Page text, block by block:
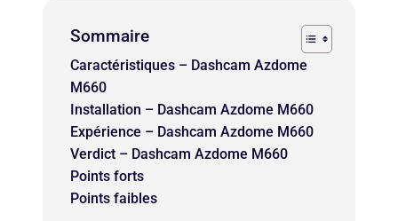
Sommaire
Caractéristiques – Dashcam Azdome
M660
Installation – Dashcam Azdome M660
Expérience – Dashcam Azdome M660
Verdict – Dashcam Azdome M660
Points forts
Points faibles